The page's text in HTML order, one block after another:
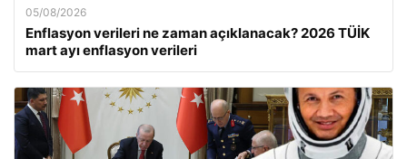
05/08/2026
Enflasyon verileri ne zaman açıklanacak? 2026 TÜİK
mart ayı enflasyon verileri